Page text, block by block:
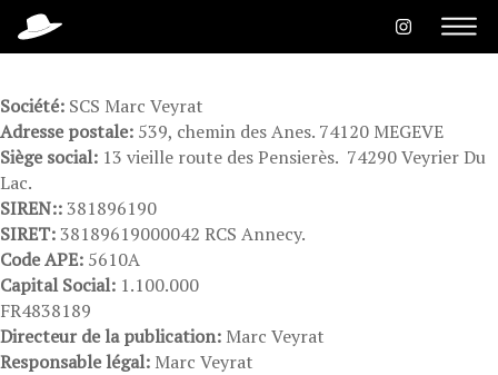
Mentions Légales
Société: SCS Marc Veyrat
Adresse postale: 539, chemin des Anes. 74120 MEGEVE
Siège social: 13 vieille route des Pensierès. 74290 Veyrier Du
Lac.
SIREN::381896190
SIRET:38189619000042 RCS Annecy.
Code APE: 5610A
Capital Social: 1.100.000
FR4838189
Directeur de la publication: Marc Veyrat
Responsable légal: Marc Veyrat